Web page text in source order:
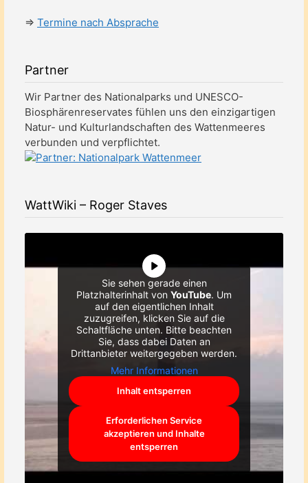
⇒ Termine nach Absprache
Partner
Wir Partner des Nationalparks und UNESCO-
Biosphärenreservates fühlen uns den einzigartigen
Natur- und Kulturlandschaften des Wattenmeeres
verbunden und verpflichtet.
WattWiki – Roger Staves
Sie sehen gerade einen
Platzhalterinhalt von YouTube. Um
auf den eigentlichen Inhalt
zuzugreifen, klicken Sie auf die
Schaltfläche unten. Bitte beachten
Sie, dass dabei Daten an
Drittanbieter weitergegeben werden.
Mehr Informationen
Inhalt entsperren
Erforderlichen Service
akzeptieren und Inhalte
entsperren